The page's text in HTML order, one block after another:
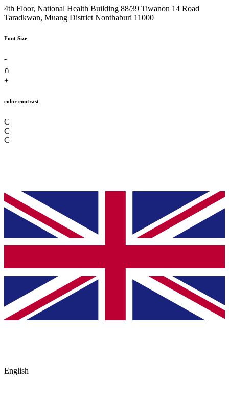
4th Floor, National Health Building 88/39 Tiwanon 14 Road
Taradkwan, Muang District Nonthaburi 11000
Font Size
-
ก
+
color contrast
C
C
C
English